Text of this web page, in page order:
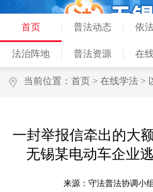
首页 普法动态 依
法治阵地 普法资源 在
当前位置： 首页 > 在线学法 >
一封举报信牵出的大
无锡某电动车企业
来源：守法普法协调小组